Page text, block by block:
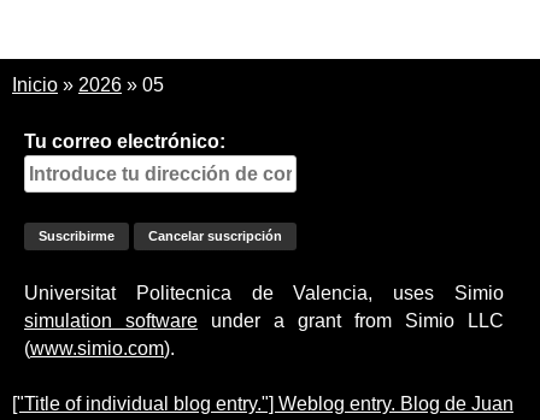
Inicio » 2026 » 05
Tu correo electrónico:
Universitat Politecnica de Valencia, uses Simio
simulation software under a grant from Simio LLC
(www.simio.com).
["Title of individual blog entry."] Weblog entry. Blog de Juan